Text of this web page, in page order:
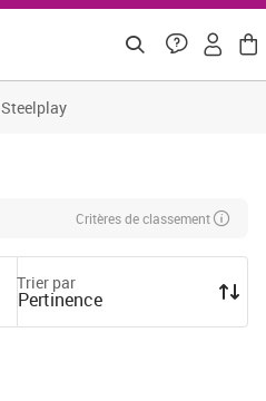
Steelplay
Critères de classement
Trier par
Pertinence